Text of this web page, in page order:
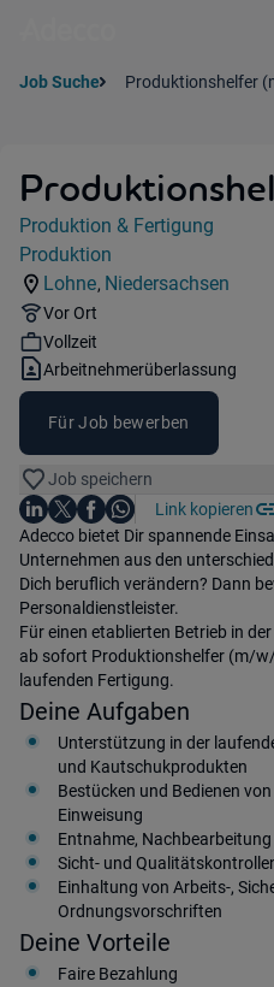
Job Suche Produktionshelfer
Jobdetails
Kategorie:
Produktion & Fertigung
Industry:
Produktion
Standorte:
Lohne,
Region:
Niedersachsen
Remote Option:
Vor Ort
Workhours:
Vollzeit
Vertragsart:
Arbeitnehmerüberlassung
Für Job bewerben
Job speichern
Teile diesen Job
Auf LinkedIn teilen
Auf X teilen
Auf Facebook teilen
Auf WhatsApp teilen
Link kopieren
Einleitung
Adecco bietet Dir spannende
Unternehmen aus den
Dich beruflich verändern? Dann
Personaldienstleister.
Für einen etablierten Betrieb in
ab sofort Produktionshelfer (m/
laufenden Fertigung.
Deine Aufgaben
Unterstützung in der
und Kautschukprodukten
Bestücken und Bedienen
Einweisung
Entnahme,
Sicht‑ und
Einhaltung von Arbeits‑,
Ordnungsvorschriften
Deine Vorteile
Faire Bezahlung